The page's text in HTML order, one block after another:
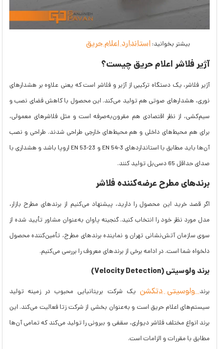
بیشتر بخوانید: استاندارد اعلام حریق
آژیر فلاشر اعلام حریق چیست؟
آژیر فلاشر، یک دستگاه ترکیبی از آژیر و فلاشر است که یعنی علاوه بر هشدارهای
نوری، هشدارهای صوتی هم تولید می‌کند. این محصول با کاهش فضای نصب و
سیم‌کشی، از نظر اقتصادی هم مقرون‌به‌صرفه است و مثل فلاشرهای معمولی،
برای هم محیط‌های داخلی و هم محیط‌های خارجی طراحی شدند. طراحی و نصب
آن‌ها باید مطابق با استانداردهای EN 54-3 و EN 53-23 اروپا باشد و هشداری با
صدای حداقل 65 دسی‌بل تولید کنند.
برندهای مطرح عرضه‌کننده فلاشر
اگر قصد خرید این محصول را دارید، پیشنهاد می‌کنیم از برندهای مطرح بازار،
مدل مورد نظر خود را انتخاب کنید. گنجینه پاوان به‌عنوان مشاور تأیید شده از
سوی سازمان آتش‌نشانی تهران و نماینده برندهای مطرح، تأمین‌کننده محصول
دلخواه شما است. در ادامه برخی از برندهای معروف را بررسی می‌کنیم.
برند ولوسیتی (Velocity Detection)
برند ولوسیتی دتکشن یک شرکت بریتانیایی محبوب در زمینه تولید
سیستم‌های اعلام حریق است و به‌عنوان بخشی از شرکت زتا فعالیت می‌کند. این
برند انواع مختلف فلاشر دیواری، سقفی و بیرونی را تولید می‌کند که تمامی آن‌ها
مطابق با مقررات و الزامات است.